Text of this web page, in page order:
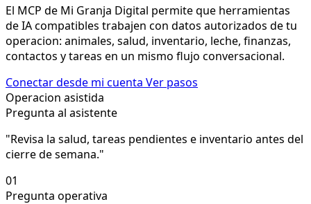
El MCP de Mi Granja Digital permite que herramientas
de IA compatibles trabajen con datos autorizados de tu
operacion: animales, salud, inventario, leche, finanzas,
contactos y tareas en un mismo flujo conversacional.
Conectar desde mi cuenta Ver pasos
Operacion asistida
Pregunta al asistente
"Revisa la salud, tareas pendientes e inventario antes del
cierre de semana."
01
Pregunta operativa